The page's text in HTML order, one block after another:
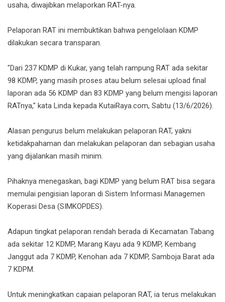
usaha, diwajibkan melaporkan RAT-nya.
Pelaporan RAT ini membuktikan bahwa pengelolaan KDMP
dilakukan secara transparan.
"Dari 237 KDMP di Kukar, yang telah rampung RAT ada sekitar
98 KDMP, yang masih proses atau belum selesai upload final
laporan ada 56 KDMP dan 83 KDMP yang belum mengisi laporan
RATnya," kata Linda kepada KutaiRaya.com, Sabtu (13/6/2026).
Alasan pengurus belum melakukan pelaporan RAT, yakni
ketidakpahaman dan melakukan pelaporan dan sebagian usaha
yang dijalankan masih minim.
Pihaknya menegaskan, bagi KDMP yang belum RAT bisa segara
memulai pengisian laporan di Sistem Informasi Managemen
Koperasi Desa (SIMKOPDES).
Adapun tingkat pelaporan rendah berada di Kecamatan Tabang
ada sekitar 12 KDMP, Marang Kayu ada 9 KDMP, Kembang
Janggut ada 7 KDMP, Kenohan ada 7 KDMP, Samboja Barat ada
7 KDPM.
Untuk meningkatkan capaian pelaporan RAT, ia terus melakukan